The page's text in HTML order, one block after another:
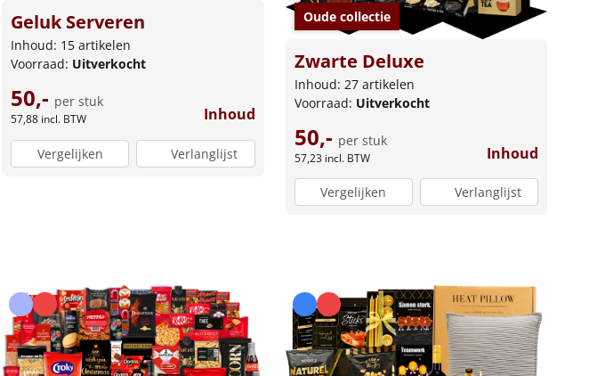
Geluk Serveren
Inhoud: 15 artikelen
Voorraad: Uitverkocht
50,- per stuk
57,88 incl. BTW Inhoud
Vergelijken Verlanglijst
Oude collectie
Zwarte Deluxe
Inhoud: 27 artikelen
Voorraad: Uitverkocht
50,- per stuk
57,23 incl. BTW Inhoud
Vergelijken Verlanglijst